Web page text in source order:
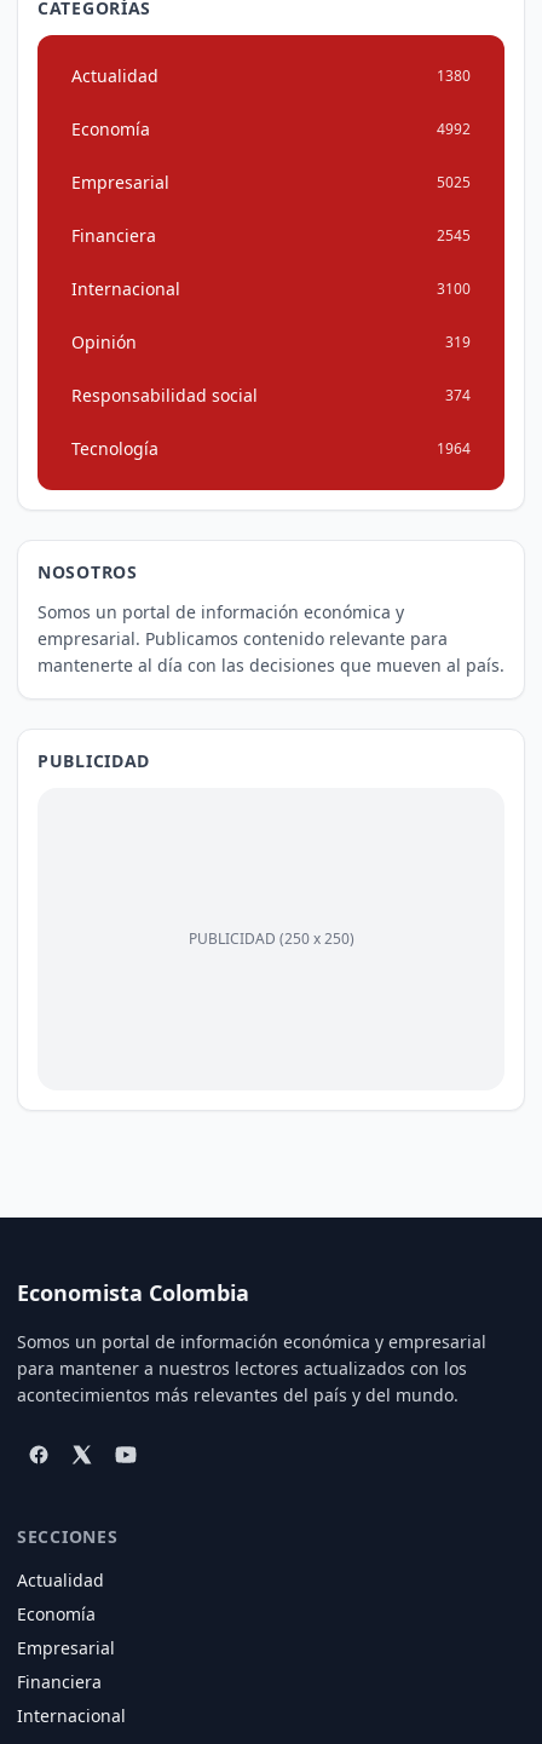
CATEGORÍAS
Actualidad 1380
Economía 4992
Empresarial 5025
Financiera 2545
Internacional 3100
Opinión 319
Responsabilidad social 374
Tecnología 1964
NOSOTROS
Somos un portal de información económica y
empresarial. Publicamos contenido relevante para
mantenerte al día con las decisiones que mueven al país.
PUBLICIDAD
PUBLICIDAD (250 x 250)
Economista Colombia
Somos un portal de información económica y empresarial
para mantener a nuestros lectores actualizados con los
acontecimientos más relevantes del país y del mundo.
SECCIONES
Actualidad
Economía
Empresarial
Financiera
Internacional